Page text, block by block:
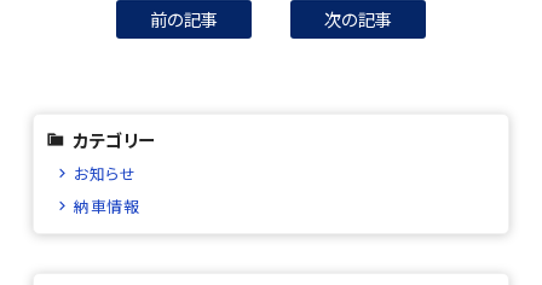
前の記事 次の記事
カテゴリー
お知らせ
納車情報